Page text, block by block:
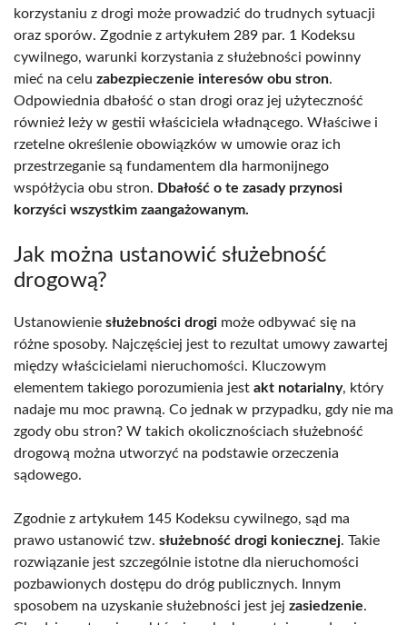
korzystaniu z drogi może prowadzić do trudnych sytuacji
oraz sporów. Zgodnie z artykułem 289 par. 1 Kodeksu
cywilnego, warunki korzystania z służebności powinny
mieć na celu zabezpieczenie interesów obu stron.
Odpowiednia dbałość o stan drogi oraz jej użyteczność
również leży w gestii właściciela władnącego. Właściwe i
rzetelne określenie obowiązków w umowie oraz ich
przestrzeganie są fundamentem dla harmonijnego
współżycia obu stron. Dbałość o te zasady przynosi
korzyści wszystkim zaangażowanym.
Jak można ustanowić służebność
drogową?
Ustanowienie służebności drogi może odbywać się na
różne sposoby. Najczęściej jest to rezultat umowy zawartej
między właścicielami nieruchomości. Kluczowym
elementem takiego porozumienia jest akt notarialny, który
nadaje mu moc prawną. Co jednak w przypadku, gdy nie ma
zgody obu stron? W takich okolicznościach służebność
drogową można utworzyć na podstawie orzeczenia
sądowego.
Zgodnie z artykułem 145 Kodeksu cywilnego, sąd ma
prawo ustanowić tzw. służebność drogi koniecznej. Takie
rozwiązanie jest szczególnie istotne dla nieruchomości
pozbawionych dostępu do dróg publicznych. Innym
sposobem na uzyskanie służebności jest jej zasiedzenie.